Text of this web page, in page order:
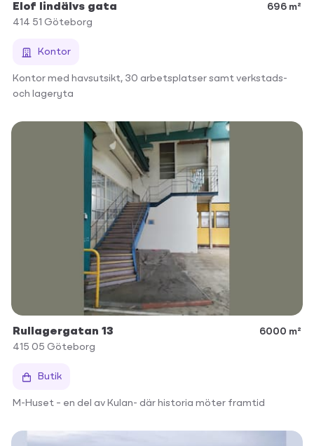
Elof lindälvs gata
696 m²
414 51 Göteborg
Kontor
Kontor med havsutsikt, 30 arbetsplatser samt verkstads-
och lageryta
Rullagergatan 13
6000 m²
415 05 Göteborg
Butik
M-Huset – en del av Kulan- där historia möter framtid